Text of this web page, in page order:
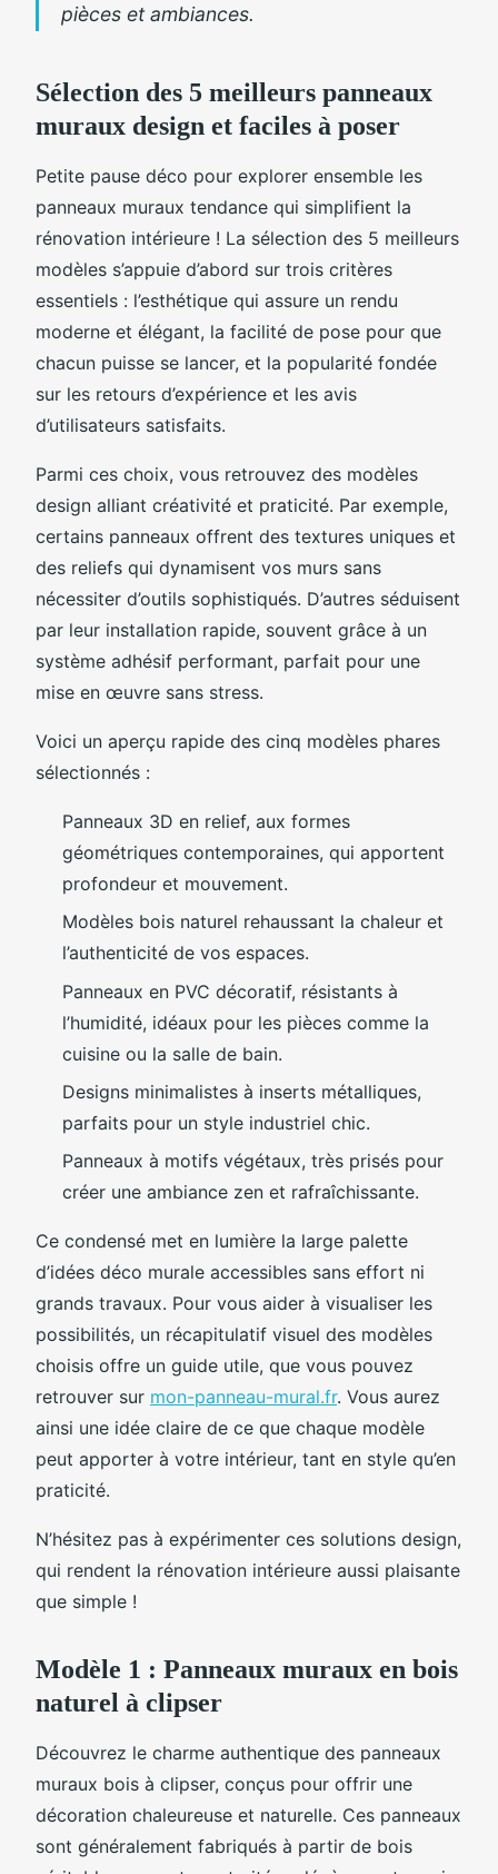
pièces et ambiances.
Sélection des 5 meilleurs panneaux
muraux design et faciles à poser
Petite pause déco pour explorer ensemble les
panneaux muraux tendance qui simplifient la
rénovation intérieure ! La sélection des 5 meilleurs
modèles s’appuie d’abord sur trois critères
essentiels : l’esthétique qui assure un rendu
moderne et élégant, la facilité de pose pour que
chacun puisse se lancer, et la popularité fondée
sur les retours d’expérience et les avis
d’utilisateurs satisfaits.
Parmi ces choix, vous retrouvez des modèles
design alliant créativité et praticité. Par exemple,
certains panneaux offrent des textures uniques et
des reliefs qui dynamisent vos murs sans
nécessiter d’outils sophistiqués. D’autres séduisent
par leur installation rapide, souvent grâce à un
système adhésif performant, parfait pour une
mise en œuvre sans stress.
Voici un aperçu rapide des cinq modèles phares
sélectionnés :
Panneaux 3D en relief, aux formes
géométriques contemporaines, qui apportent
profondeur et mouvement.
Modèles bois naturel rehaussant la chaleur et
l’authenticité de vos espaces.
Panneaux en PVC décoratif, résistants à
l’humidité, idéaux pour les pièces comme la
cuisine ou la salle de bain.
Designs minimalistes à inserts métalliques,
parfaits pour un style industriel chic.
Panneaux à motifs végétaux, très prisés pour
créer une ambiance zen et rafraîchissante.
Ce condensé met en lumière la large palette
d’idées déco murale accessibles sans effort ni
grands travaux. Pour vous aider à visualiser les
possibilités, un récapitulatif visuel des modèles
choisis offre un guide utile, que vous pouvez
retrouver sur mon-panneau-mural.fr. Vous aurez
ainsi une idée claire de ce que chaque modèle
peut apporter à votre intérieur, tant en style qu’en
praticité.
N’hésitez pas à expérimenter ces solutions design,
qui rendent la rénovation intérieure aussi plaisante
que simple !
Modèle 1 : Panneaux muraux en bois
naturel à clipser
Découvrez le charme authentique des panneaux
muraux bois à clipser, conçus pour offrir une
décoration chaleureuse et naturelle. Ces panneaux
sont généralement fabriqués à partir de bois